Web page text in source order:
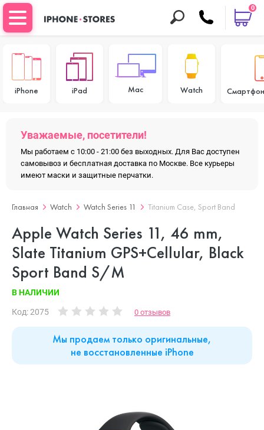
0
iPhone iPad Mac Watch
Уважаемые, посетители!
Мы работаем с 10:00 - 21:00 без выходных. Для Вас доступен
самовывоз и бесплатная доставка по Москве. Все курьеры
имеют маски и защитные перчатки.
Главная Watch Watch Series 11 Titanium Case, Sport Band
Apple Watch Series 11, 46 mm,
Slate Titanium GPS+Cellular, Black
Sport Band S/M
В НАЛИЧИИ
Код: 2075 0 отзывов
Мы продаем только оригинальные,
не восстановленные iPhone